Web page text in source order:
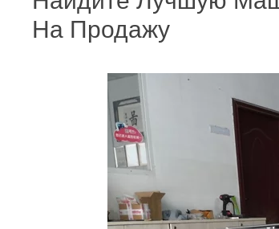
На Продажу